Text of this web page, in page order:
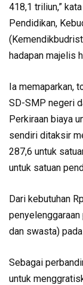
418,1 triliun,”
Pendidikan,
hadapan majelis
Ia memaparkan,
SD-SMP negeri
Perkiraan biaya
sendiri ditaksir
287,6 untuk
untuk satuan
Dari kebutuhan
dan swasta)
Sebagai
untuk